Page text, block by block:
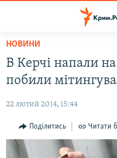
Перейти
основного
матеріалу
до
навігації
Перейти
ВОДА.КРИМ
ПОЛІТИКА
БЛОГИ
ПОГЛЯД
НОВИНИ
В Керчі напали
побили
22 лютий 2014, 15:44
Поділитись Читати